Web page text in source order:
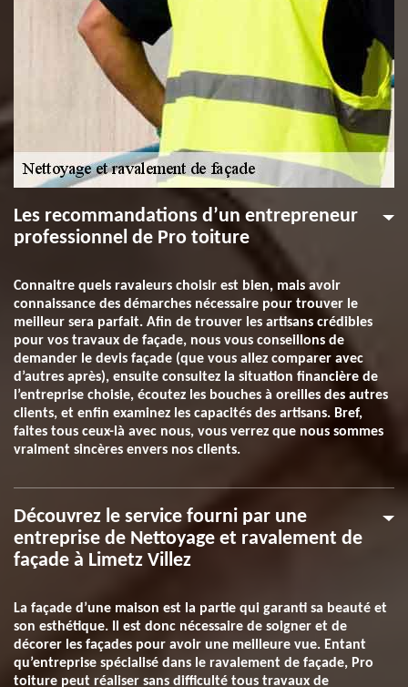
Les recommandations d’un entrepreneur
professionnel de Pro toiture
Connaitre quels ravaleurs choisir est bien, mais avoir
connaissance des démarches nécessaire pour trouver le
meilleur sera parfait. Afin de trouver les artisans crédibles
pour vos travaux de façade, nous vous conseillons de
demander le devis façade (que vous allez comparer avec
d’autres après), ensuite consultez la situation financière de
l’entreprise choisie, écoutez les bouches à oreilles des autres
clients, et enfin examinez les capacités des artisans. Bref,
faites tous ceux-là avec nous, vous verrez que nous sommes
vraiment sincères envers nos clients.
Découvrez le service fourni par une
entreprise de Nettoyage et ravalement de
façade à Limetz Villez
La façade d’une maison est la partie qui garanti sa beauté et
son esthétique. Il est donc nécessaire de soigner et de
décorer les façades pour avoir une meilleure vue. Entant
qu’entreprise spécialisé dans le ravalement de façade, Pro
toiture peut réaliser sans difficulté tous travaux de